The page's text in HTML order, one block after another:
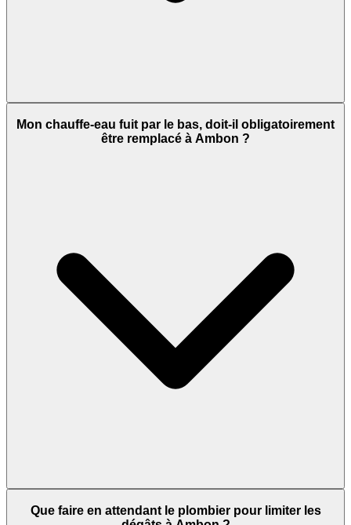
Mon chauffe-eau fuit par le bas, doit-il obligatoirement
être remplacé à Ambon ?
Que faire en attendant le plombier pour limiter les